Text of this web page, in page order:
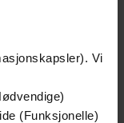
Vi
(Funksjonelle)